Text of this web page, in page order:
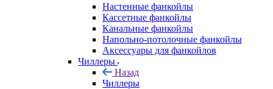
Настенные фанкойлы
Кассетные фанкойлы
Канальные фанкойлы
Напольно-потолочные фанкойлы
Аксессуары для фанкойлов
Чиллеры
Назад
Чиллеры